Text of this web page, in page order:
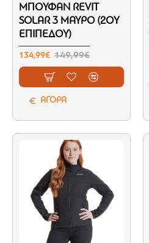
ΜΠΟΥΦΆΝ REVIT
SOLAR 3 ΜΑΎΡΟ (2ΟΥ
ΕΠΙΠΈΔΟΥ)
134,99€ 149,99€
ΑΓΟΡΑ